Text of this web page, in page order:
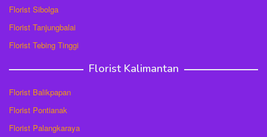
Florist Sibolga
Florist Tanjungbalai
Florist Tebing Tinggi
Florist Kalimantan
Florist Balikpapan
Florist Pontianak
Florist Palangkaraya